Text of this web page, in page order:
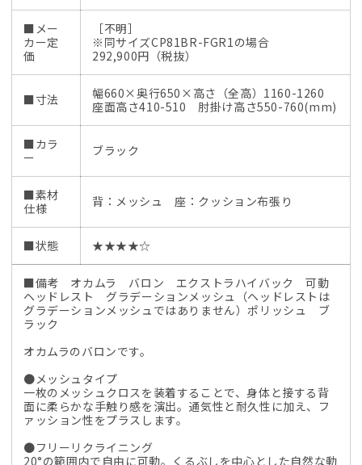
ョ
ン
メ
シ
で
は
あ
り
ま
せ
ん）
ポ
リ
ッ
シ
ュ
ブ
ラ
ッ
ク
2025121801【中
ョ
ン
メ
シ
は
あ
り
ん）
ポ
リ
ッ
ュ
ブ
ラ
ッ
ク
2025121801【中
■メー
カー定
価
［不明］
※同サイズCP81BR-FGR1の場合
292,900円（税抜）
■寸法
幅660×奥行650×高さ（全高）1160-1260
座面高さ410-510 肘掛け高さ550-760(mm)
■カラ
ー
ブラック
■素材
仕様
背：メッシュ 座：クッション布張り
■状態 ★★★★☆
■備考 オカムラ バロン エクストラハイバック 可動
ヘッドレスト グラデーションメッシュ（ヘッドレストは
グラデーションメッシュではありません）ポリッシュ ブ
ラック
オカムラのバロンです。
●メッシュタイプ
一枚のメッシュクロスを装着することで、身体と接する背
面に柔らかな手触り感を演出。通気性と耐久性に加え、フ
ァッション性をプラスします。
●フリーリクライニング
20°の範囲内で自由に可動。くるぶしを中心とした自然な動